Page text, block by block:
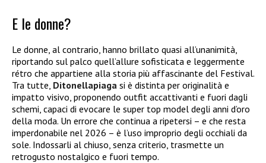
E le donne?
Le donne, al contrario, hanno brillato quasi all’unanimità,
riportando sul palco quell’allure sofisticata e leggermente
rétro che appartiene alla storia più affascinante del Festival.
Tra tutte, Ditonellapiaga si è distinta per originalità e
impatto visivo, proponendo outfit accattivanti e fuori dagli
schemi, capaci di evocare le super top model degli anni d’oro
della moda. Un errore che continua a ripetersi – e che resta
imperdonabile nel 2026 – è l’uso improprio degli occhiali da
sole. Indossarli al chiuso, senza criterio, trasmette un
retrogusto nostalgico e fuori tempo.